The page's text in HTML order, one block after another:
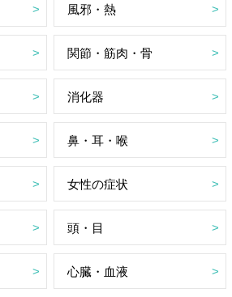
風邪・熱
関節・筋肉・骨
消化器
鼻・耳・喉
女性の症状
頭・目
心臓・血液